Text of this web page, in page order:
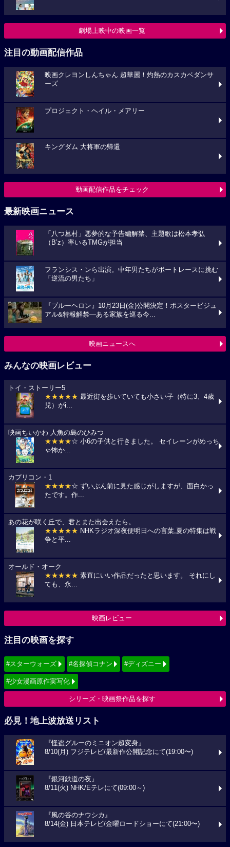
劇場上映中の映画一覧
注目の動画配信作品
映画クレヨンしんちゃん 超華麗！灼熱のカスカベダンサ
ーズ
プロジェクト・ヘイル・メアリー
キングダム 大将軍の帰還
動画配信作品をチェック
最新映画ニュース
「八つ墓村」悪夢的な予告編解禁、主題歌は松本孝弘
（B’z）率いるTMGが担当
フランシス・ンら出演。中年男たちがボートレースに挑む
「逆流の男たち」
『ブルーヘロン』10月23日(金)公開決定！ポスタービジュ
アル&特報解禁―ある家族を巡る今...
映画ニュースへ
みんなの映画レビュー
トイ・ストーリー5
★★★★★ 最近街を歩いていても小さい子（特に3、4歳
児）がi...
映画ちいかわ 人魚の島のひみつ
★★★★☆ 小6の子供と行きました。 セイレーンがめっち
ゃ怖か...
カプリコン・1
★★★★☆ ずいぶん前に見た感じがしますが、面白かっ
たです。作...
あの花が咲く丘で、君とまた出会えたら。
★★★★★ NHKラジオ深夜便明日への言葉,夏の特集は戦
争と平...
オールド・オーク
★★★★★ 素直にいい作品だったと思います。 それにし
ても、永...
映画レビュー
注目の映画を探す
#スターウォーズ #名探偵コナン #ディズニー
#少女漫画原作実写化
シリーズ・映画祭作品を探す
必見！地上波放送リスト
『怪盗グルーのミニオン超変身』
8/10(月) フジテレビ/最新作公開記念にて(19:00〜)
『銀河鉄道の夜』
8/11(火) NHK/Eテレにて(09:00～)
『風の谷のナウシカ』
8/14(金) 日本テレビ/金曜ロードショーにて(21:00〜)